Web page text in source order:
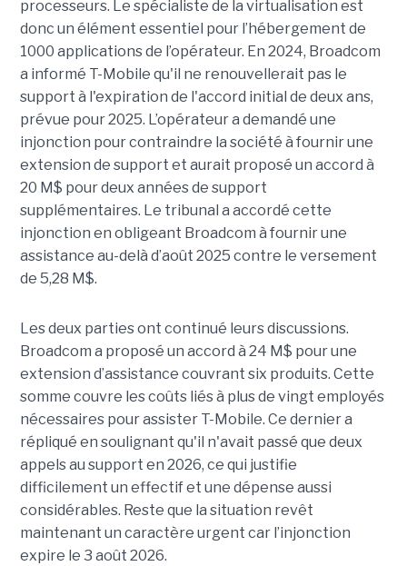
processeurs. Le spécialiste de la virtualisation est
donc un élément essentiel pour l’hébergement de
1000 applications de l’opérateur. En 2024, Broadcom
a informé T-Mobile qu'il ne renouvellerait pas le
support à l'expiration de l'accord initial de deux ans,
prévue pour 2025. L’opérateur a demandé une
injonction pour contraindre la société à fournir une
extension de support et aurait proposé un accord à
20 M$ pour deux années de support
supplémentaires. Le tribunal a accordé cette
injonction en obligeant Broadcom à fournir une
assistance au-delà d’août 2025 contre le versement
de 5,28 M$.
Les deux parties ont continué leurs discussions.
Broadcom a proposé un accord à 24 M$ pour une
extension d’assistance couvrant six produits. Cette
somme couvre les coûts liés à plus de vingt employés
nécessaires pour assister T-Mobile. Ce dernier a
répliqué en soulignant qu'il n'avait passé que deux
appels au support en 2026, ce qui justifie
difficilement un effectif et une dépense aussi
considérables. Reste que la situation revêt
maintenant un caractère urgent car l’injonction
expire le 3 août 2026.